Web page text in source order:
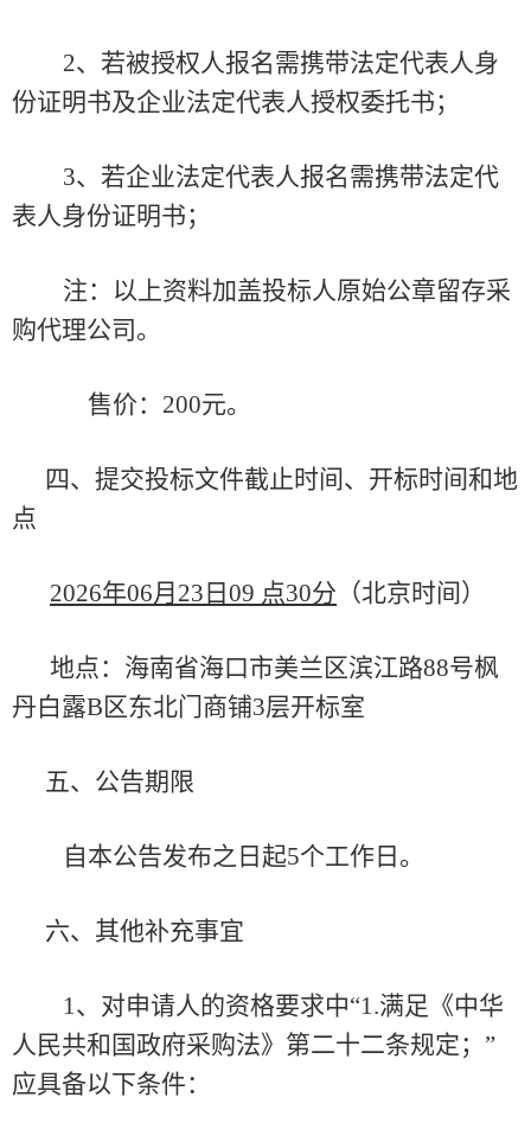
2、 若被授权人报名需携带法定代表人身
份证明书及企业法定代表人授权委托书；
3、若企业法定代表人报名需携带法定代
表人身份证明书；
注：以上资料加盖投标人原始公章留存采
购代理公司。
售价： 200元。
四、提交投标文件截止时间、开标时间和地
点
2026年06月 23 日 09 点30分 （北京时间）
地点：海南省海口市美兰区滨江路88号枫
丹白露B区东北门商铺3层开标室
五、公告期限
自本公告发布之日起5个工作日。
六、其他补充事宜
1、对申请人的资格要求中“1.满足《中华
人民共和国政府采购法》第二十二条规定；”
应具备以下条件：